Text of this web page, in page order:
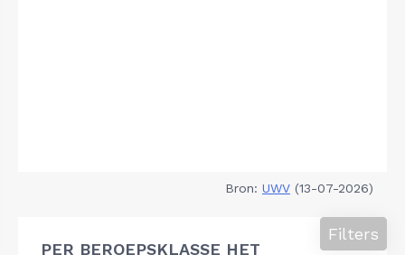
Bron: UWV (13-07-2026)
PER BEROEPSKLASSE HET
Filters